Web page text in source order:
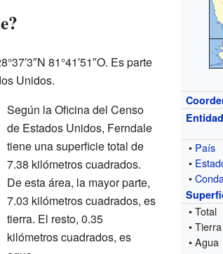
Entidad
• País
•
•
• Total
• Tierra
• Agua
81°41′51″O. Es parte
Unidos.
Según la Oficina del Censo
de Estados Unidos, Ferndale
tiene una superficie total de
7.38 kilómetros cuadrados.
De esta área, la mayor parte,
7.03 kilómetros cuadrados, es
tierra. El resto, 0.35
kilómetros cuadrados, es